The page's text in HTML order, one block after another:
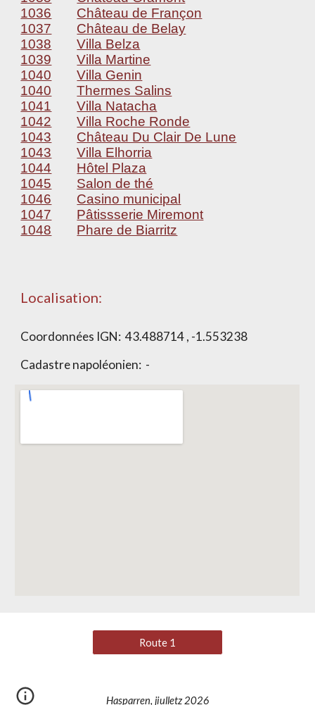
1036
Château de Françon
1037
Château de Belay
1038
Villa Belza
1039
Villa Martine
1040
Villa Genin
1040
Thermes Salins
1041
Villa Natacha
1042
Villa Roche Ronde
1043
Château Du Clair De Lune
1043
Villa Elhorria
1044
Hôtel Plaza
1045
Salon de thé
1046
Casino municipal
1047
Pâtissserie Miremont
1048
Phare de Biarritz
Localisation:
Coordonnées IGN:43.488714 , -1.553238
Cadastre napoléonien: -
Route 1
Hasparren, jiulletz 2026